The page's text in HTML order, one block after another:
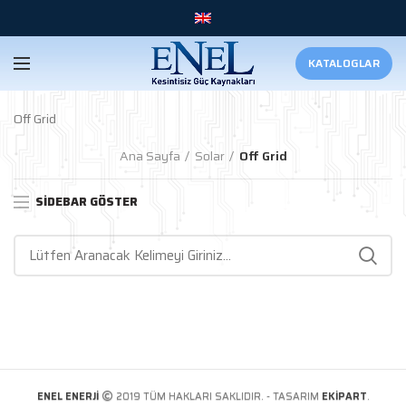
KATALOGLAR
Off Grid
Ana Sayfa
Solar Off Grid
SIDEBAR GÖSTER
ENEL ENERJİ 2019 TÜM HAKLARI SAKLIDIR. - TASARIM EKİPART.